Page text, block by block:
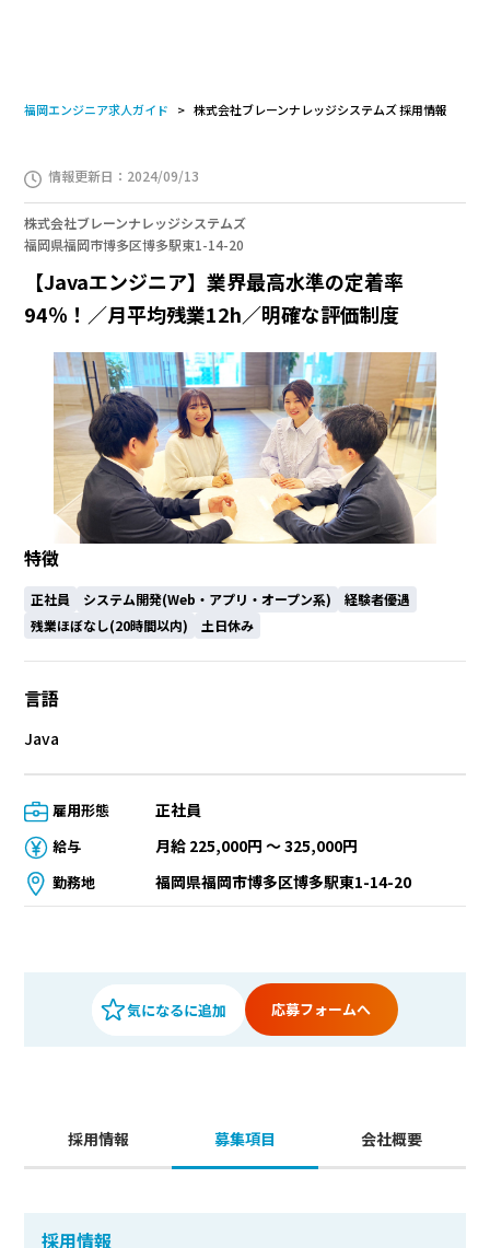
福岡エンジニア求人ガイド 株式会社ブレーンナレッジシステムズ 採用情報
株式会社ブレーンナレッジシステムズ
福岡県福岡市博多区博多駅東1-14-20
情報更新日：2024/09/13
【Javaエンジニア】業界最高水準の定着率
94％！／月平均残業12h／明確な評価制度
特徴
正社員 システム開発(Web・アプリ・オープン系)
経験者優遇
残業ほぼなし(20時間以内)
土日休み
言語
Java
雇用形態 正社員
給与 月給 225,000円 〜 325,000円
勤務地 福岡県福岡市博多区博多駅東1-14-20
応募フォームへ
採用情報 募集項目 会社概要
採用情報